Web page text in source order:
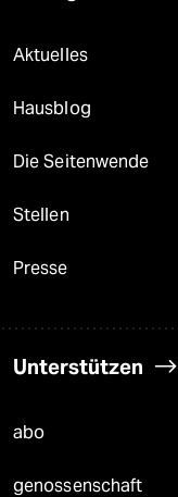
Aktuelles
Hausblog
Die Seitenwende
Stellen
Presse
Unterstützen
abo
genossenschaft